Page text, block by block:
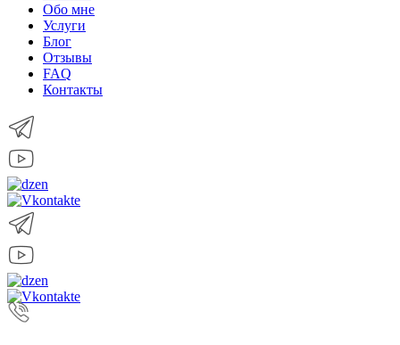
Обо мне
Услуги
Блог
Отзывы
FAQ
Контакты